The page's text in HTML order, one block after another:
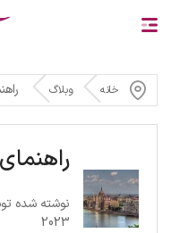
خانه وبلاگ
نوشته شده
2023